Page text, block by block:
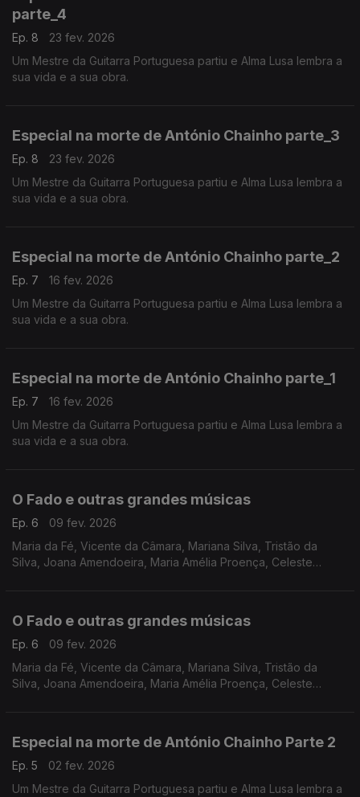
parte_4
Ep. 8
23 fev. 2026
Um Mestre da Guitarra Portuguesa partiu e Alma Lusa lembra a
sua vida e a sua obra.
Especial na morte de António Chainho parte_3
Ep. 8
23 fev. 2026
Um Mestre da Guitarra Portuguesa partiu e Alma Lusa lembra a
sua vida e a sua obra.
Especial na morte de António Chainho parte_2
Ep. 7
16 fev. 2026
Um Mestre da Guitarra Portuguesa partiu e Alma Lusa lembra a
sua vida e a sua obra.
Especial na morte de António Chainho parte_1
Ep. 7
16 fev. 2026
Um Mestre da Guitarra Portuguesa partiu e Alma Lusa lembra a
sua vida e a sua obra.
O Fado e outras grandes músicas
Ep. 6
09 fev. 2026
Maria da Fé, Vicente da Câmara, Mariana Silva, Tristão da
Silva, Joana Amendoeira, Maria Amélia Proença, Celeste
O Fado e outras grandes músicas
Ep. 6
09 fev. 2026
Maria da Fé, Vicente da Câmara, Mariana Silva, Tristão da
Silva, Joana Amendoeira, Maria Amélia Proença, Celeste
Especial na morte de António Chainho Parte 2
Ep. 5
02 fev. 2026
Um Mestre da Guitarra Portuguesa partiu e Alma Lusa lembra a